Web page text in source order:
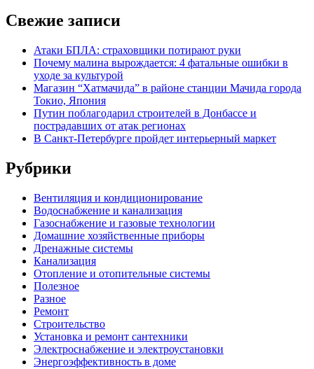
Свежие записи
Атаки БПЛА: страховщики потирают руки
Почему малина вырождается: 4 фатальные ошибки в
уходе за культурой
Магазин “Хатмачида” в районе станции Мачида города
Токио, Япония
Путин поблагодарил строителей в Донбассе и
пострадавших от атак регионах
В Санкт-Петербурге пройдет интерьерный маркет
Рубрики
Вентиляция и кондиционирование
Водоснабжение и канализация
Газоснабжение и газовые технологии
Домашние хозяйственные приборы
Дренажные системы
Канализация
Отопление и отопительные системы
Полезное
Разное
Ремонт
Строительство
Установка и ремонт сантехники
Электроснабжение и электроустановки
Энергоэффективность в доме